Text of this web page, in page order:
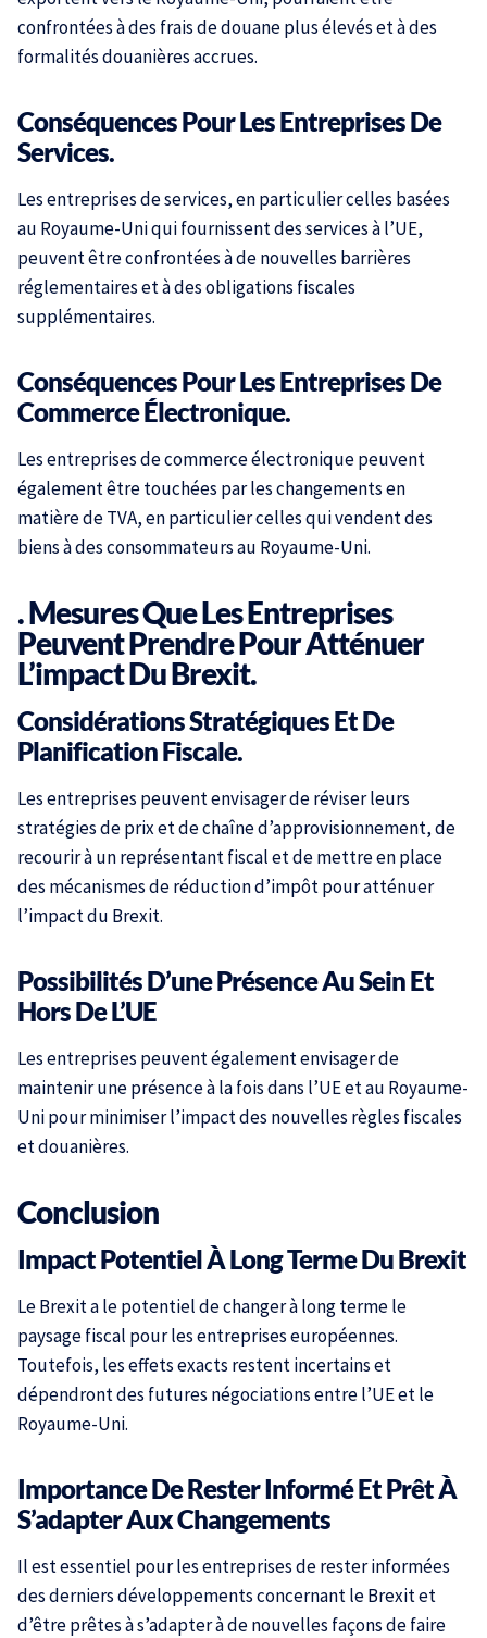
confrontées à des frais de douane plus élevés et à des
formalités douanières accrues.
Conséquences Pour Les Entreprises De
Services.
Les entreprises de services, en particulier celles basées
au Royaume-Uni qui fournissent des services à l’UE,
peuvent être confrontées à de nouvelles barrières
réglementaires et à des obligations fiscales
supplémentaires.
Conséquences Pour Les Entreprises De
Commerce Électronique.
Les entreprises de commerce électronique peuvent
également être touchées par les changements en
matière de TVA, en particulier celles qui vendent des
biens à des consommateurs au Royaume-Uni.
. Mesures Que Les Entreprises
Peuvent Prendre Pour Atténuer
L’impact Du Brexit.
Considérations Stratégiques Et De
Planification Fiscale.
Les entreprises peuvent envisager de réviser leurs
stratégies de prix et de chaîne d’approvisionnement, de
recourir à un représentant fiscal et de mettre en place
des mécanismes de réduction d’impôt pour atténuer
l’impact du Brexit.
Possibilités D’une Présence Au Sein Et
Hors De L’UE
Les entreprises peuvent également envisager de
maintenir une présence à la fois dans l’UE et au Royaume-
Uni pour minimiser l’impact des nouvelles règles fiscales
et douanières.
Conclusion
Impact Potentiel À Long Terme Du Brexit
Le Brexit a le potentiel de changer à long terme le
paysage fiscal pour les entreprises européennes.
Toutefois, les effets exacts restent incertains et
dépendront des futures négociations entre l’UE et le
Royaume-Uni.
Importance De Rester Informé Et Prêt À
S’adapter Aux Changements
Il est essentiel pour les entreprises de rester informées
des derniers développements concernant le Brexit et
d’être prêtes à s’adapter à de nouvelles façons de faire